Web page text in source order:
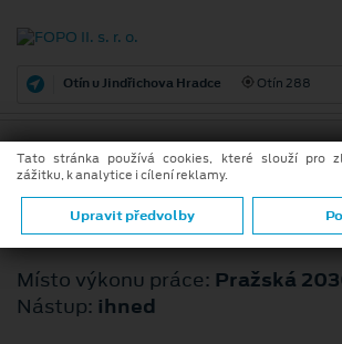
Otín u Jindřichova Hradce Otín 288
Místo výkonu práce: Pražská
Nástup: ihned
Tato stránka používá cookies, které slouží pro
zážitku, k analytice i cílení reklamy.
Upravit předvolby